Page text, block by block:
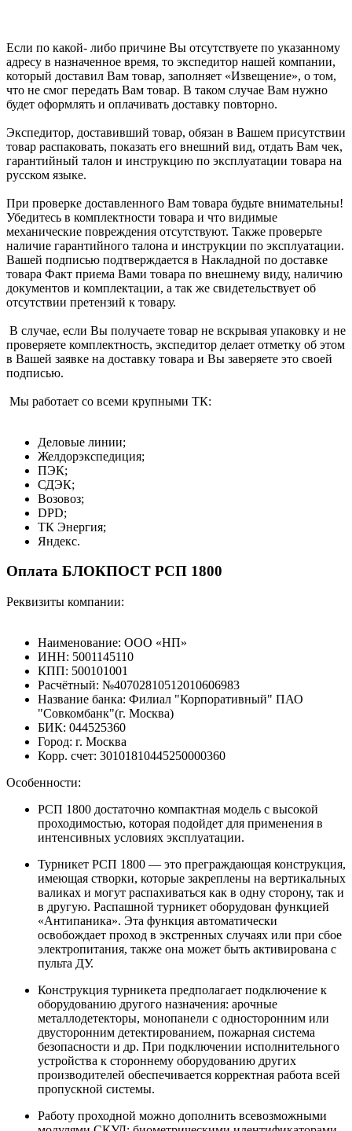
Если по какой- либо причине Вы отсутствуете по указанному
адресу в назначенное время, то экспедитор нашей компании,
который доставил Вам товар, заполняет «Извещение», о том,
что не смог передать Вам товар. В таком случае Вам нужно
будет оформлять и оплачивать доставку повторно.
Экспедитор, доставивший товар, обязан в Вашем присутствии
товар распаковать, показать его внешний вид, отдать Вам чек,
гарантийный талон и инструкцию по эксплуатации товара на
русском языке.
При проверке доставленного Вам товара будьте внимательны!
Убедитесь в комплектности товара и что видимые
механические повреждения отсутствуют. Также проверьте
наличие гарантийного талона и инструкции по эксплуатации.
Вашей подписью подтверждается в Накладной по доставке
товара Факт приема Вами товара по внешнему виду, наличию
документов и комплектации, а так же свидетельствует об
отсутствии претензий к товару.
В случае, если Вы получаете товар не вскрывая упаковку и не
проверяете комплектность, экспедитор делает отметку об этом
в Вашей заявке на доставку товара и Вы заверяете это своей
подписью.
Мы работает со всеми крупными ТК:
Деловые линии;
Желдорэкспедиция;
ПЭК;
СДЭК;
Возовоз;
DPD;
ТК Энергия;
Яндекс.
Оплата БЛОКПОСТ РСП 1800
Реквизиты компании:
Наименование: ООО «НП»
ИНН: 5001145110
КПП: 500101001
Расчётный: №40702810512010606983
Название банка: Филиал "Корпоративный" ПАО
"Совкомбанк"(г. Москва)
БИК: 044525360
Город: г. Москва
Корр. счет: 30101810445250000360
Особенности:
РСП 1800 достаточно компактная модель с высокой
проходимостью, которая подойдет для применения в
интенсивных условиях эксплуатации.
Турникет РСП 1800 — это преграждающая конструкция,
имеющая створки, которые закреплены на вертикальных
валиках и могут распахиваться как в одну сторону, так и
в другую. Распашной турникет оборудован функцией
«Антипаника». Эта функция автоматически
освобождает проход в экстренных случаях или при сбое
электропитания, также она может быть активирована с
пульта ДУ.
Конструкция турникета предполагает подключение к
оборудованию другого назначения: арочные
металлодетекторы, монопанели с односторонним или
двусторонним детектированием, пожарная система
безопасности и др. При подключении исполнительного
устройства к стороннему оборудованию других
производителей обеспечивается корректная работа всей
пропускной системы.
Работу проходной можно дополнить всевозможными